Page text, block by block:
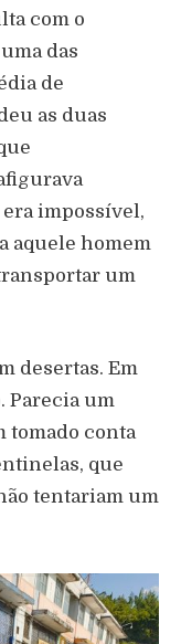
com o
das
de
as duas
impossível,
aquele homem
um
desertas. Em
Parecia um
tomado conta
que
tentariam um